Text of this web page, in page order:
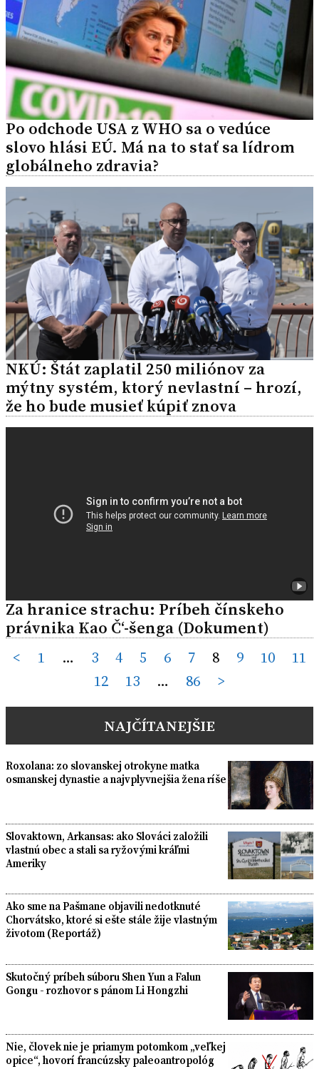
Po odchode USA z WHO sa o vedúce
slovo hlási EÚ. Má na to stať sa lídrom
globálneho zdravia?
NKÚ: Štát zaplatil 250 miliónov za
mýtny systém, ktorý nevlastní – hrozí,
že ho bude musieť kúpiť znova
Za hranice strachu: Príbeh čínskeho
právnika Kao Č‘-šenga (Dokument)
Posts
< 1 … 3 4 5 6 7 8 9 10
11
12
13 … 86 >
NAJČÍTANEJŠIE
Roxolana: zo slovanskej otrokyne matka
osmanskej dynastie a najvplyvnejšia žena ríše
Slovaktown, Arkansas: ako Slováci založili
vlastnú obec a stali sa ryžovými kráľmi
Ameriky
Ako sme na Pašmane objavili nedotknuté
Chorvátsko, ktoré si ešte stále žije vlastným
životom (Reportáž)
Skutočný príbeh súboru Shen Yun a Falun
Gongu - rozhovor s pánom Li Hongzhi
Nie, človek nie je priamym potomkom „veľkej
opice“, hovorí francúzsky paleoantropológ